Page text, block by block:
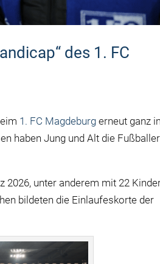
des 1. FC
1. FC Magdeburg erneut ganz
haben Jung und Alt die Fußballer
2026, unter anderem mit 22
bildeten die Einlaufeskorte der